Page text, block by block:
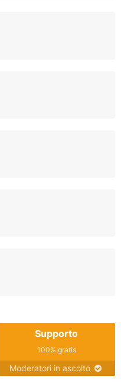
Supporto
100% gratis
Moderatori in ascolto